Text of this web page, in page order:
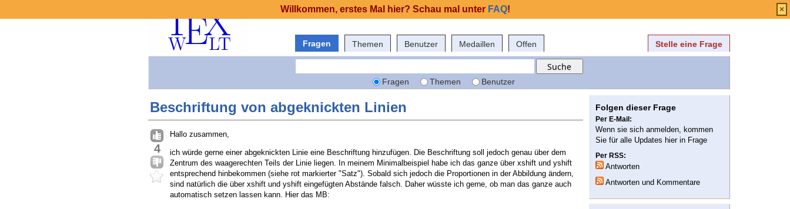
Fragen Themen Benutzer Medaillen Offen Stelle eine Frage
Fragen Themen Benutzer
Beschriftung von abgeknickten Linien
4
Hallo zusammen,
ich würde gerne einer abgeknickten Linie eine Beschriftung hinzufügen. Die Beschriftung soll jedoch genau über dem
Zentrum des waagerechten Teils der Linie liegen. In meinem Minimalbeispiel habe ich das ganze über xshift und yshift
entsprechend hinbekommen (siehe rot markierter "Satz"). Sobald sich jedoch die Proportionen in der Abbildung ändern,
sind natürlich die über xshift und yshift eingefügten Abstände falsch. Daher wüsste ich gerne, ob man das ganze auch
automatisch setzen lassen kann. Hier das MB:
Folgen dieser Frage
Per E-Mail:
Wenn sie sich anmelden, kommen
Sie für alle Updates hier in Frage
Per RSS:
Antworten
Antworten und Kommentare
Willkommen, erstes Mal hier? Schau mal unter FAQ! ×